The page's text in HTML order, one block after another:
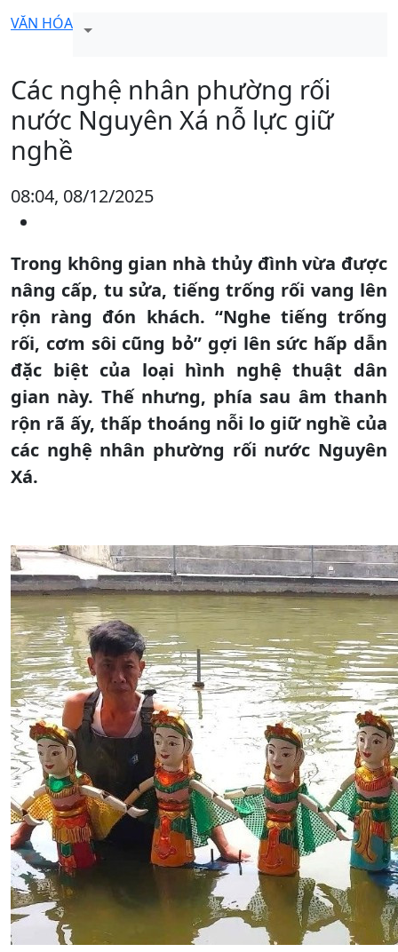
VĂN HÓA
Các nghệ nhân phường rối
nước Nguyên Xá nỗ lực giữ
nghề
08:04, 08/12/2025
Trong không gian nhà thủy đình vừa được
nâng cấp, tu sửa, tiếng trống rối vang lên
rộn ràng đón khách. “Nghe tiếng trống
rối, cơm sôi cũng bỏ” gợi lên sức hấp dẫn
đặc biệt của loại hình nghệ thuật dân
gian này. Thế nhưng, phía sau âm thanh
rộn rã ấy, thấp thoáng nỗi lo giữ nghề của
các nghệ nhân phường rối nước Nguyên
Xá.